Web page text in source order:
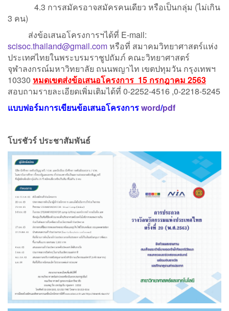
4.3 การสมัครอาจสมัครคนเดียว หรือเป็นกลุ่ม (ไม่เกิน
3 คน)
ส่งข้อเสนอโครงการฯได้ที่ E-mail:
scisoc.thailand@gmail.com หรือที่ สมาคมวิทยาศาสตร์แห่ง
ประเทศไทยในพระบรมราชูปถัมภ์ คณะวิทยาศาสตร์
จุฬาลงกรณ์มหาวิทยาลัย ถนนพญาไท เขตปทุมวัน กรุงเทพฯ
10330 หมดเขตส่งข้อเสนอโครงการ 15 กรกฎาคม 2563
สอบถามรายละเอียดเพิ่มเติมได้ที่ 0-2252-4516 ,0-2218-5245
แบบฟอร์มการเขียนข้อเสนอโครงการword/pdf
โบรชัวร์ ประชาสัมพันธ์